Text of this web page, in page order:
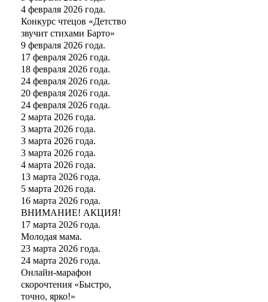
4 февраля 2026 года.
Конкурс чтецов «Детство
звучит стихами Барто»
9 февраля 2026 года.
17 февраля 2026 года.
18 февраля 2026 года.
24 февраля 2026 года.
20 февраля 2026 года.
24 февраля 2026 года.
2 марта 2026 года.
3 марта 2026 года.
3 марта 2026 года.
3 марта 2026 года.
4 марта 2026 года.
13 марта 2026 года.
5 марта 2026 года.
16 марта 2026 года.
ВНИМАНИЕ! АКЦИЯ!
17 марта 2026 года.
Молодая мама.
23 марта 2026 года.
24 марта 2026 года.
Онлайн-марафон
скорочтения «Быстро,
точно, ярко!»